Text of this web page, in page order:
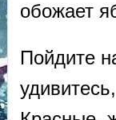
обожает
Пойдите